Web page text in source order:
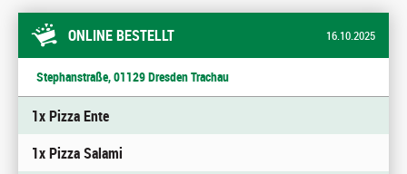
ONLINE BESTELLT 16.10.2025
Stephanstraße, 01129 Dresden Trachau
1x Pizza Ente
1x Pizza Salami